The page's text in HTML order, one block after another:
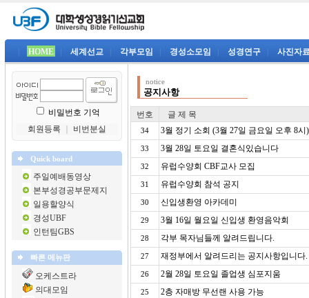
HOME 세계선교 각부모임 경성소모임 성경연구 사진자
비밀번호 기억
회원등록
비번분실
Quick board
주일예배동영상
본부성경공부문제지
일용할양식
경성UBF
인턴팀GBS
빠른 메뉴판
오케스트라
의대모임
notice
공지사항
번호 글 제 목
34 3월 정기 소회 (3월 27일 금요일 오후 8시)
33 3월 28일 토요일 결혼식있습니다
32 유럽수양회 CBF교사 모집
31 유럽수양회 참석 공지
30 신입생환영 아카데미
29 3월 16일 월요일 신입생 환영음악회
28 각부 목자님들께 알려드립니다.
27 재정부에서 알려드리는 공지사항입니다.
26 2월 28일 토요일 졸업생 심포지움
25 2층 자매방 무선랜 사용 가능